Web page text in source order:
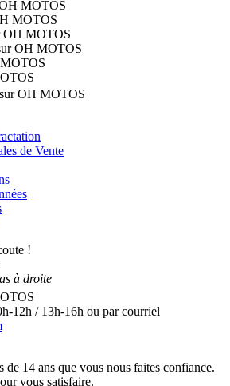
de Vente
!
à droite
12h / 13h-16h ou par courriel
de 14 ans que vous nous faites confiance.
vous satisfaire.